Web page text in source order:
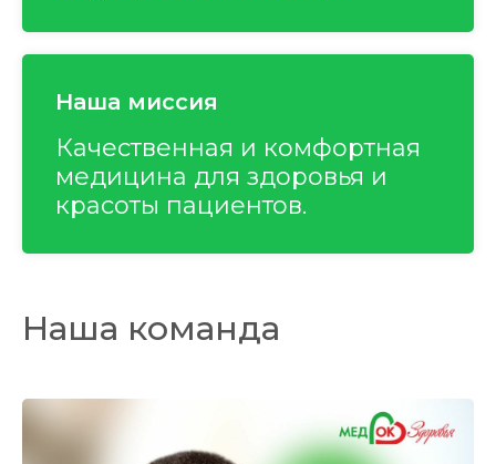
Наша миссия
Качественная и комфортная
медицина для здоровья и
красоты пациентов.
Наша команда